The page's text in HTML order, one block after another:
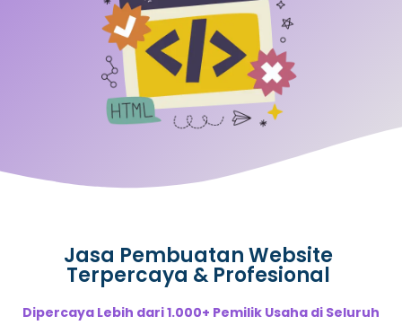
Jasa Pembuatan Website
Terpercaya & Profesional
Dipercaya Lebih dari 1.000+ Pemilik Usaha di Seluruh